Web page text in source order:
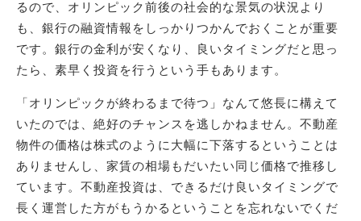
るので、オリンピック前後の社会的な景気の状況より
も、銀行の融資情報をしっかりつかんでおくことが重要
です。銀行の金利が安くなり、良いタイミングだと思っ
たら、素早く投資を行うという手もあります。
「オリンピックが終わるまで待つ」なんて悠長に構えて
いたのでは、絶好のチャンスを逃しかねません。不動産
物件の価格は株式のように大幅に下落するということは
ありませんし、家賃の相場もだいたい同じ価格で推移し
ています。不動産投資は、できるだけ良いタイミングで
長く運営した方がもうかるということを忘れないでくだ